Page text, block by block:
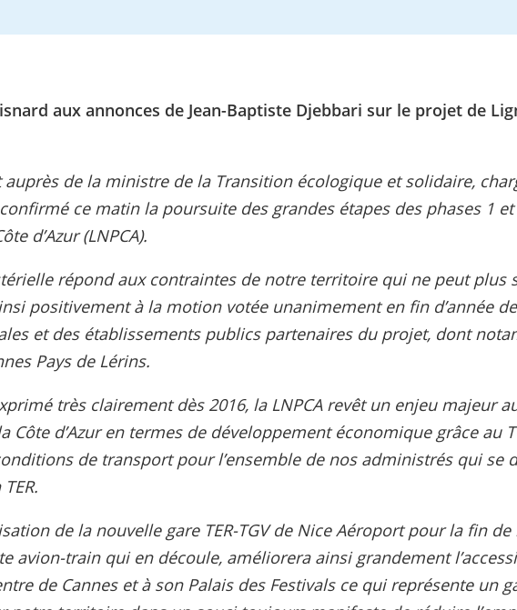
aux annonces de Jean-Baptiste Djebbari sur le projet de
auprès de la ministre de la Transition écologique et solidaire,
ce matin la poursuite des grandes étapes des phases 1
d’Azur (LNPCA).
répond aux contraintes de notre territoire qui ne peut plus
positivement à la motion votée unanimement en fin d’année
et des établissements publics partenaires du projet, dont
Pays de Lérins.
très clairement dès 2016, la LNPCA revêt un enjeu majeur
Côte d’Azur en termes de développement économique grâce au
de transport pour l’ensemble de nos administrés qui se
de la nouvelle gare TER-TGV de Nice Aéroport pour la fin de
avion-train qui en découle, améliorera ainsi grandement
de Cannes et à son Palais des Festivals ce qui représente un